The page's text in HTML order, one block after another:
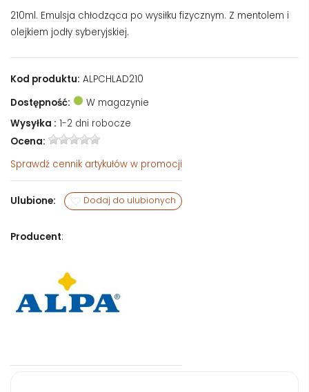
210ml. Emulsja chłodząca po wysiłku fizycznym. Z mentolem i
olejkiem jodły syberyjskiej.
Kod produktu: ALPCHLAD210
Dostępność:
W magazynie
Wysyłka : 1-2 dni robocze
Ocena:
Sprawdź cennik artykułów w promocji
Ulubione: Dodaj do ulubionych
Producent: